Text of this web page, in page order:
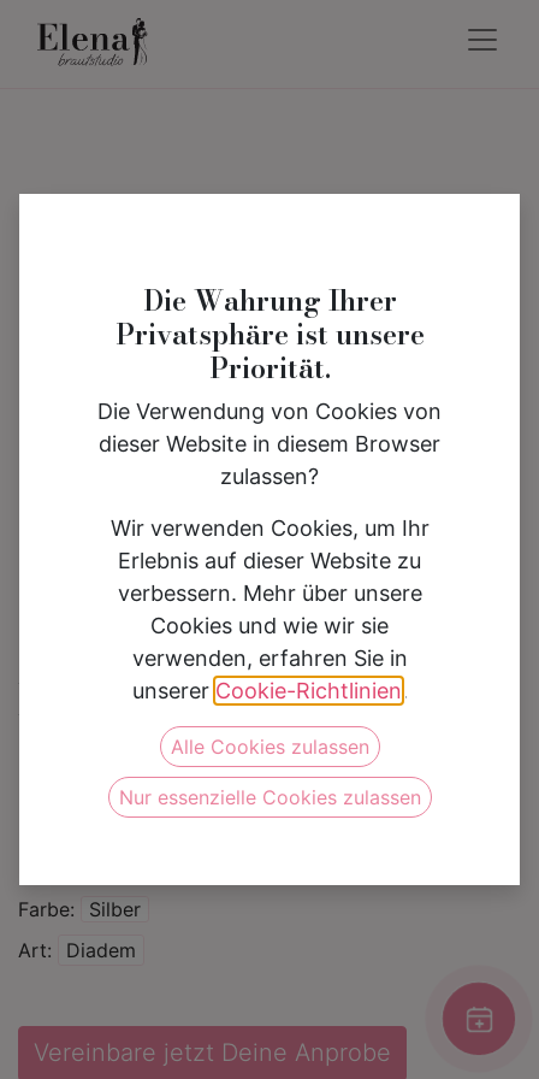
Diadem PO-BB 652
Auf die Wunschliste
Farbe
Silber
Art
Diadem
Vereinbare jetzt Deine Anprobe
Die Wahrung Ihrer
Privatsphäre ist unsere
Priorität.
Die Verwendung von Cookies von
dieser Website in diesem Browser
zulassen?
Wir verwenden Cookies, um Ihr
Erlebnis auf dieser Website zu
verbessern. Mehr über unsere
Cookies und wie wir sie
verwenden, erfahren Sie in
unserer Cookie-Richtlinien.
Alle Cookies zulassen
Nur essenzielle Cookies zulassen